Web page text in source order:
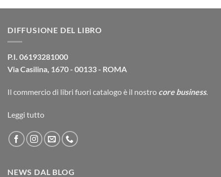
originale
17,50€.
attuale
16,60€.
DIFFUSIONE DEL LIBRO
P.I. 06193281000
Via Casilina, 1670 - 00133 - ROMA
Il commercio di libri fuori catalogoè il nostro core business.
Leggi tutto
NEWS DAL BLOG